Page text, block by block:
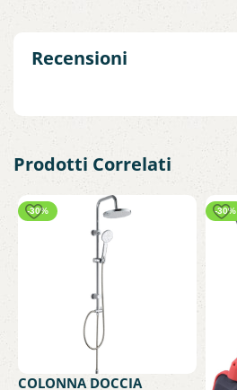
Recensioni
Prodotti Correlati
-30%
COLONNA DOCCIA
-30%